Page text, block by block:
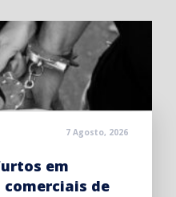
7 Agosto, 2026
em
de